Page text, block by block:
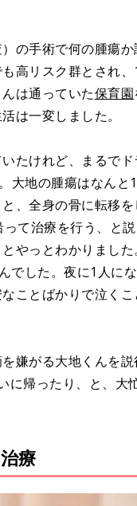
の手術で何の腫瘍
高リスク群とされ
は通っていた保育園
は一変しました。
たけれど、まるで
大地の腫瘍はなんと
、全身の骨に転移
て治療を行う、と
やっとわかりました
した。夜に1人に
ことばかりで泣く
嫌がる大地くんを
に帰ったり、と、大
療